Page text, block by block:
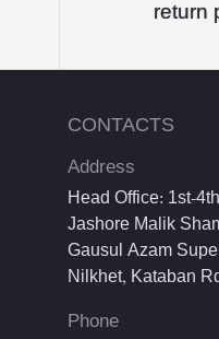
return
CONTACTS
Address
Head Office: 1st-
Jashore Malik
Gausul Azam
Nilkhet, Kataban
Phone